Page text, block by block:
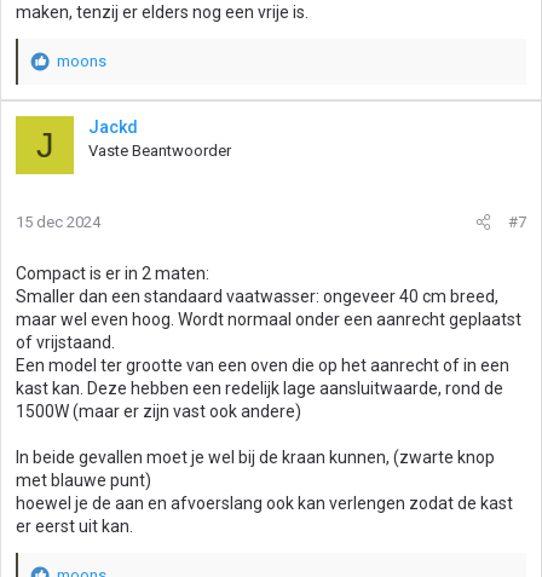
maken, tenzij er elders nog een vrije is.
W
a
d
e
i
g
:
moons
J Jackd
Vaste Beantwoorder
15 dec 2024 #7
Compact is er in 2 maten:
Smaller dan een standaard vaatwasser: ongeveer 40 cm breed,
maar wel even hoog. Wordt normaal onder een aanrecht geplaatst
of vrijstaand.
Een model ter grootte van een oven die op het aanrecht of in een
kast kan. Deze hebben een redelijk lage aansluitwaarde, rond de
1500W (maar er zijn vast ook andere)
In beide gevallen moet je wel bij de kraan kunnen, (zwarte knop
met blauwe punt)
hoewel je de aan en afvoerslang ook kan verlengen zodat de kast
er eerst uit kan.